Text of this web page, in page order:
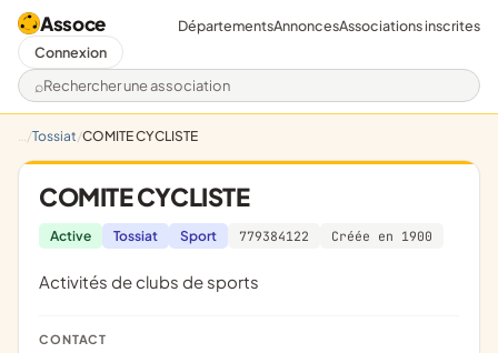
Assoce
Rechercher une association
DépartementsAnnoncesAssociations inscrites
Connexion
Tossiat COMITE CYCLISTE
COMITE CYCLISTE
Active Tossiat Sport 779384122 Créée en 1900
Activités de clubs de sports
CONTACT